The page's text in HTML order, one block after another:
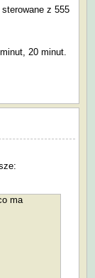
z 555
20 minut.
ma